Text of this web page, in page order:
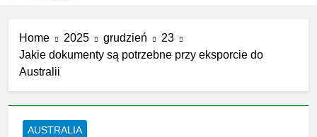
Home 2025 grudzień
23
Jakie dokumenty są potrzebne przy eksporcie do
Australii
AUSTRALIA